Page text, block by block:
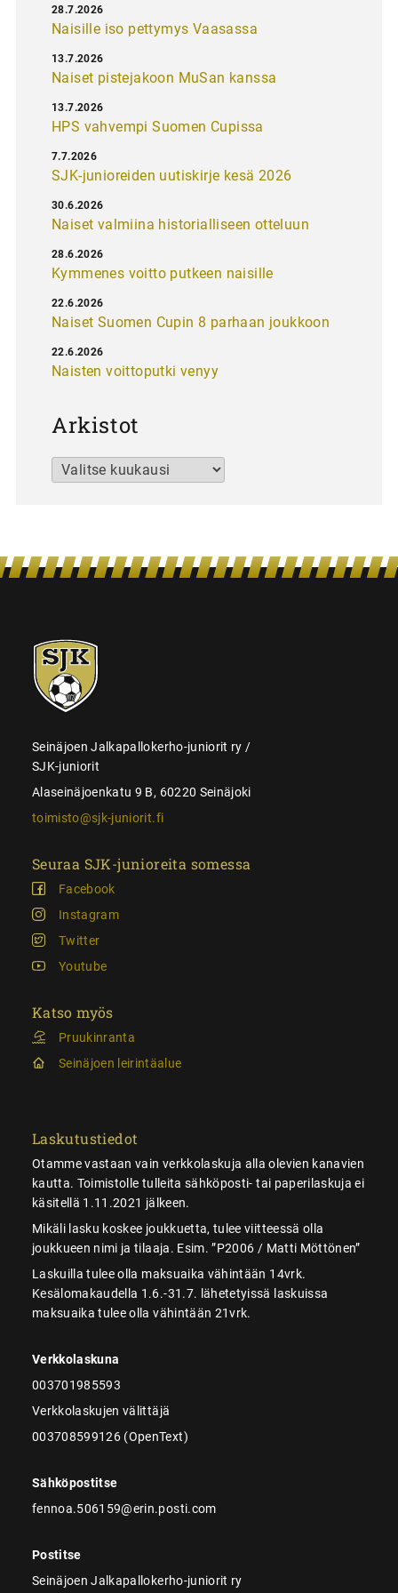
Naisille iso pettymys Vaasassa
28.7.2026
Naiset pistejakoon MuSan kanssa
13.7.2026
HPS vahvempi Suomen Cupissa
13.7.2026
SJK-junioreiden uutiskirje kesä 2026
7.7.2026
Naiset valmiina historialliseen otteluun
30.6.2026
Kymmenes voitto putkeen naisille
28.6.2026
Naiset Suomen Cupin 8 parhaan joukkoon
22.6.2026
Naisten voittoputki venyy
22.6.2026
Arkistot
Arkistot
SJK-
juniorit
Seinäjoen Jalkapallokerho-juniorit ry /
SJK-juniorit
Alaseinäjoenkatu 9 B, 60220 Seinäjoki
toimisto@sjk-juniorit.fi
Seuraa SJK-junioreita somessa
Facebook
Instagram
Twitter
Youtube
Katso myös
Pruukinranta
Seinäjoen leirintäalue
Laskutustiedot
Otamme vastaan vain verkkolaskuja alla olevien kanavien
kautta. Toimistolle tulleita sähköposti- tai paperilaskuja ei
käsitellä 1.11.2021 jälkeen.
Mikäli lasku koskee joukkuetta, tulee viitteessä olla
joukkueen nimi ja tilaaja. Esim. ”P2006 / Matti Möttönen”
Laskuilla tulee olla maksuaika vähintään 14vrk.
Kesälomakaudella 1.6.-31.7. lähetetyissä laskuissa
maksuaika tulee olla vähintään 21vrk.
Verkkolaskuna
003701985593
Verkkolaskujen välittäjä
003708599126 (OpenText)
Sähköpostitse
fennoa.506159@erin.posti.com
Postitse
Seinäjoen Jalkapallokerho-juniorit ry